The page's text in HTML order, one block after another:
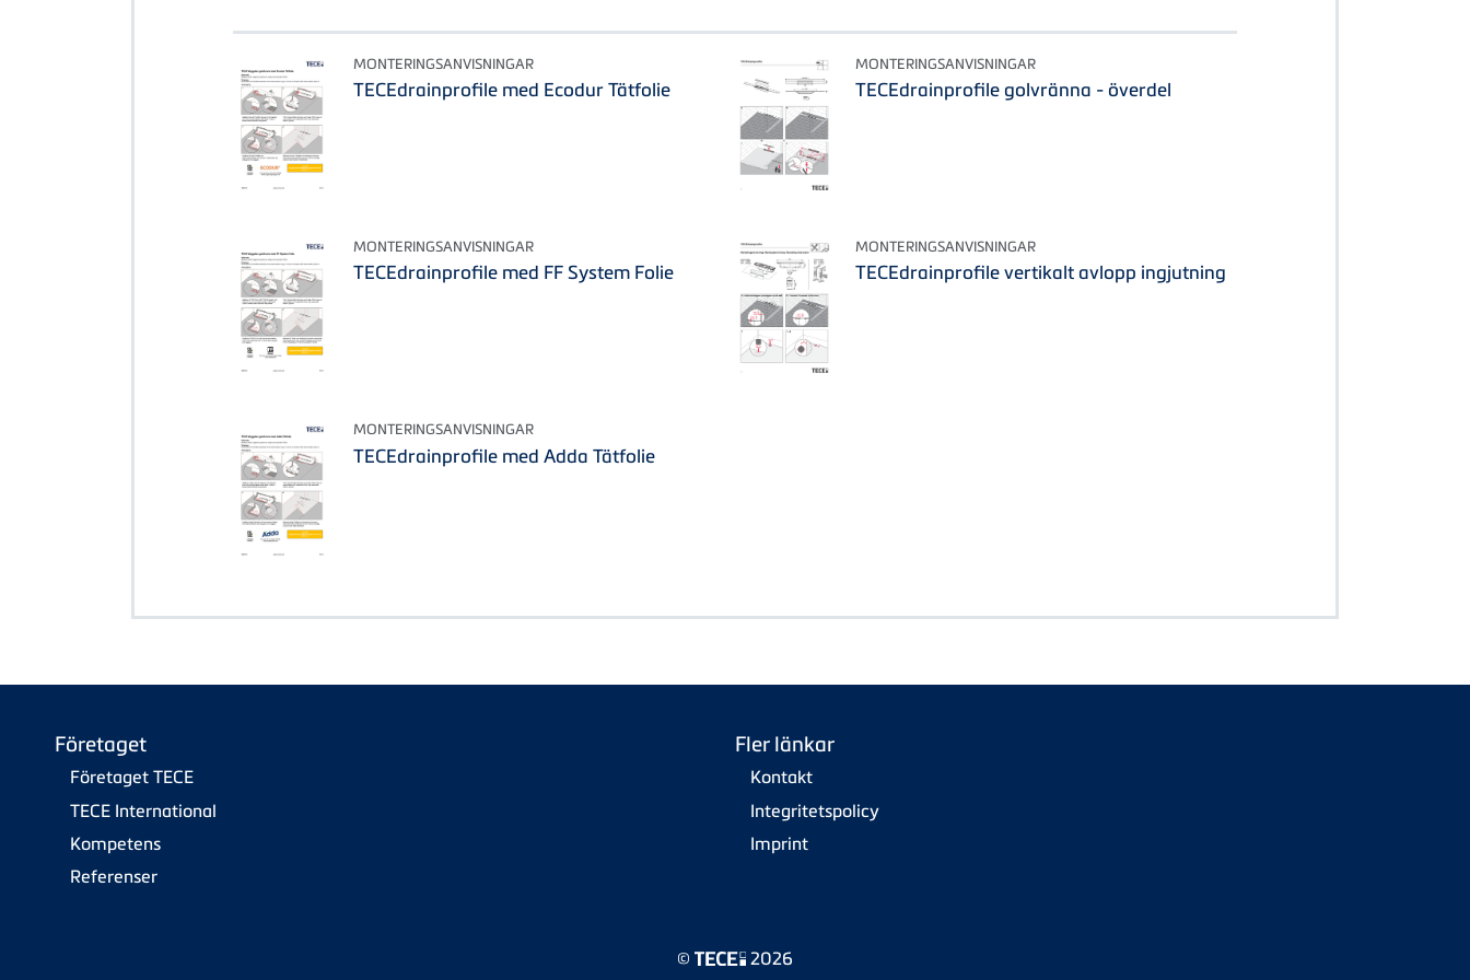
MONTERINGSANVISNINGAR
TECEdrainprofile med Ecodur Tätfolie
MONTERINGSANVISNINGAR
TECEdrainprofile golvränna - överdel
MONTERINGSANVISNINGAR
TECEdrainprofile med FF System Folie
MONTERINGSANVISNINGAR
TECEdrainprofile vertikalt avlopp ingjutning
MONTERINGSANVISNINGAR
TECEdrainprofile med Adda Tätfolie
Företaget
Företaget TECE
TECE International
Kompetens
Referenser
Fler länkar
Kontakt
Integritetspolicy
Imprint
© 2026